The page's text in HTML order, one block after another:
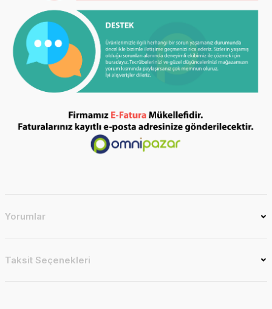
Yorumlar
Taksit Seçenekleri